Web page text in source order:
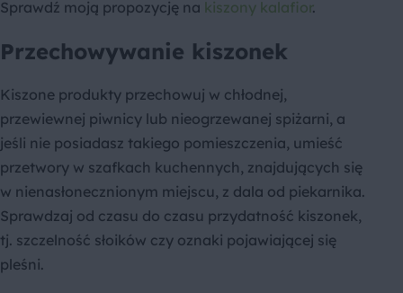
Sprawdź moją propozycję na kiszony kalafior.
Przechowywanie kiszonek
Kiszone produkty przechowuj w chłodnej,
przewiewnej piwnicy lub nieogrzewanej spiżarni, a
jeśli nie posiadasz takiego pomieszczenia, umieść
przetwory w szafkach kuchennych, znajdujących się
w nienasłonecznionym miejscu, z dala od piekarnika.
Sprawdzaj od czasu do czasu przydatność kiszonek,
tj. szczelność słoików czy oznaki pojawiającej się
pleśni.